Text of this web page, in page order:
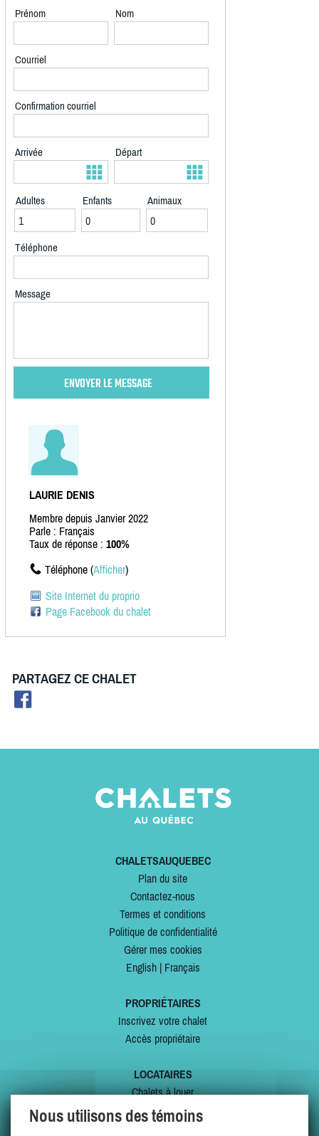
Prénom Nom
Courriel
Confirmation courriel
Arrivée Départ
Adultes Enfants Animaux
Téléphone
Message
LAURIE DENIS
Membre depuis Janvier 2022
Parle : Français
Taux de réponse : 100%
Téléphone (Afficher)
Site Internet du proprio
Page Facebook du chalet
PARTAGEZ CE CHALET
CHALETSAUQUEBEC
Plan du site
Contactez-nous
Termes et conditions
Politique de confidentialité
Gérer mes cookies
English| Français
PROPRIÉTAIRES
Inscrivez votre chalet
Accès propriétaire
LOCATAIRES
Chalets à louer
Chalets à vendre
Nous utilisons des témoins